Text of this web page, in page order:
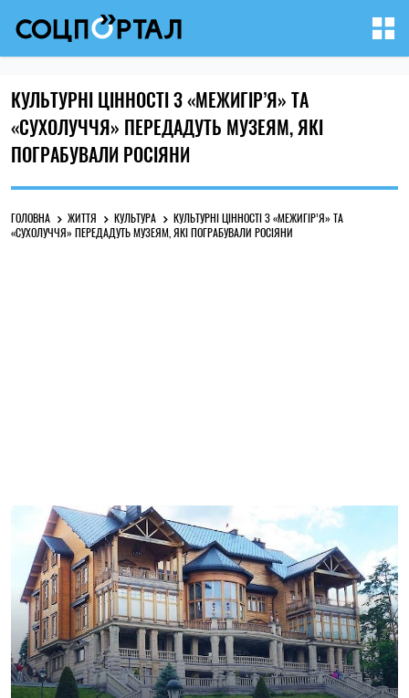
КУЛЬТУРНІ ЦІННОСТІ З «МЕЖИГІР’Я» ТА
«СУХОЛУЧЧЯ» ПЕРЕДАДУТЬ МУЗЕЯМ, ЯКІ
ПОГРАБУВАЛИ РОСІЯНИ
ГОЛОВНА ЖИТТЯ КУЛЬТУРА
КУЛЬТУРНІ ЦІННОСТІ З «МЕЖИГІР’Я» ТА
«СУХОЛУЧЧЯ» ПЕРЕДАДУТЬ МУЗЕЯМ, ЯКІ ПОГРАБУВАЛИ РОСІЯНИ